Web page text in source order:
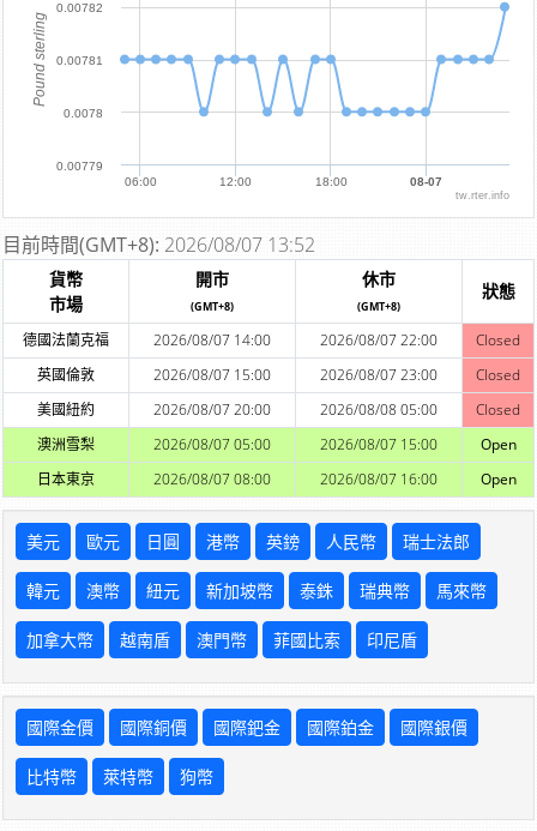
Pound sterling
06:00 12:00 18:00 08-07
0.00779
0.0078
0.00781
0.00782
tw.rter.info
目前時間(GMT+8): 2026/08/07 13:52
貨幣
市場
開市
(GMT+8)
休市
(GMT+8)
狀態
德國法蘭克福 2026/08/07 14:00 2026/08/07 22:00
Closed
英國倫敦
2026/08/07 15:00 2026/08/07 23:00
Closed
美國紐約
2026/08/07 20:00 2026/08/08 05:00
Closed
澳洲雪梨
2026/08/07 05:00 2026/08/07 15:00
Open
日本東京
2026/08/07 08:00 2026/08/07 16:00 Open
美元 歐元 日圓 港幣 英鎊 人民幣 瑞士法郎
韓元 澳幣 紐元 新加坡幣 泰銖 瑞典幣 馬來幣
加拿大幣 越南盾 澳門幣 菲國比索 印尼盾
國際金價 國際銅價 國際鈀金 國際鉑金 國際銀價
比特幣 萊特幣 狗幣